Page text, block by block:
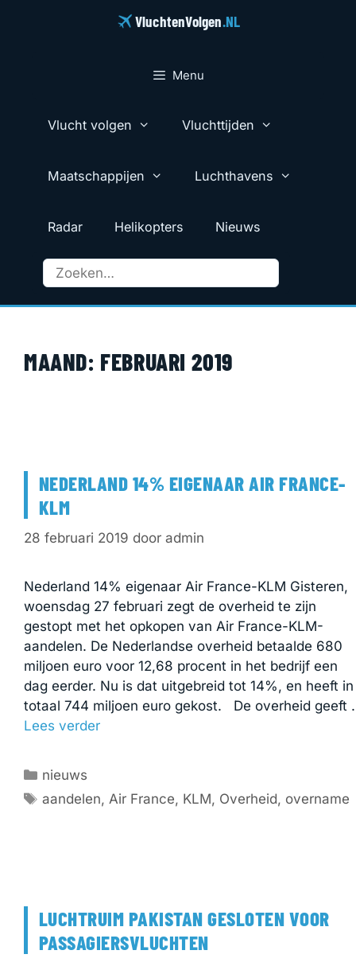
VluchtenVolgen.NL
Menu
Vlucht volgen Vluchttijden
Maatschappijen Luchthavens
Radar Helikopters Nieuws
MAAND: FEBRUARI 2019
NEDERLAND 14% EIGENAAR AIR FRANCE-
KLM
28 februari 2019 door admin
Nederland 14% eigenaar Air France-KLM Gisteren,
woensdag 27 februari zegt de overheid te zijn
gestopt met het opkopen van Air France-KLM-
aandelen. De Nederlandse overheid betaalde 680
miljoen euro voor 12,68 procent in het bedrijf een
dag eerder. Nu is dat uitgebreid tot 14%, en heeft in
totaal 744 miljoen euro gekost. De overheid geeft
Lees verder
Categorieën
nieuws
Tags
aandelen, Air France, KLM, Overheid, overname
LUCHTRUIM PAKISTAN GESLOTEN VOOR
PASSAGIERSVLUCHTEN